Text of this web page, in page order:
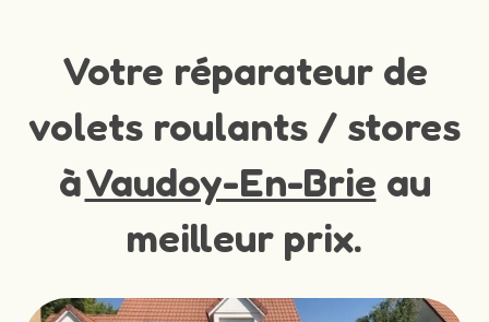
Votre réparateur de
volets roulants / stores
àVaudoy-En-Brie au
meilleur prix.